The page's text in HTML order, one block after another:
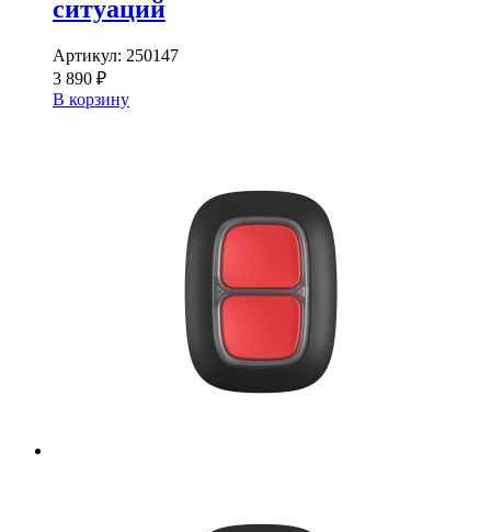
ситуаций
Артикул: 250147
3 890 ₽
В корзину